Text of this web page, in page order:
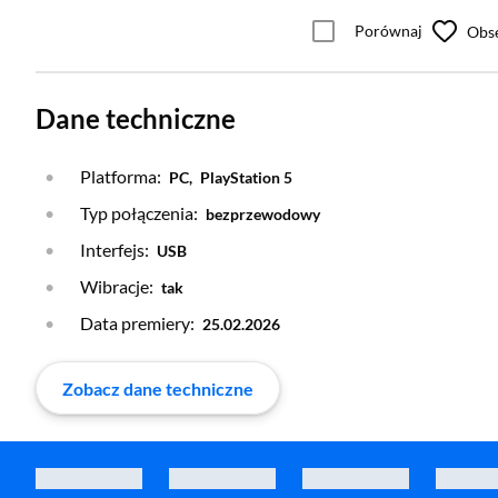
Porównaj
Dane techniczne
Platforma: PC, PlayStation 5
Typ połączenia: bezprzewodowy
Interfejs: USB
Wibracje: tak
Data premiery: 25.02.2026
Zobacz dane techniczne